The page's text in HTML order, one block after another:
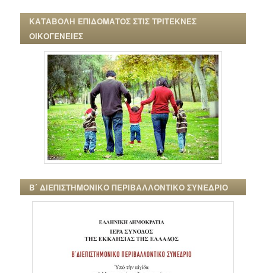
ΚΑΤΑΒΟΛΗ ΕΠΙΔΟΜΑΤΟΣ ΣΤΙΣ ΤΡΙΤΕΚΝΕΣ
ΟΙΚΟΓΕΝΕΙΕΣ
Β΄ ΔΙΕΠΙΣΤΗΜΟΝΙΚΟ ΠΕΡΙΒΑΛΛΟΝΤΙΚΟ ΣΥΝΕΔΡΙΟ